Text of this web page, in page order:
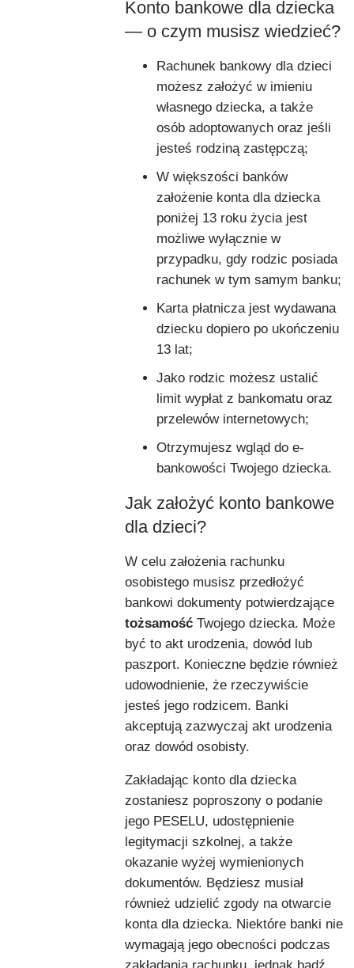
Konto bankowe dla dziecka
— o czym musisz wiedzieć?
Rachunek bankowy dla dzieci
możesz założyć w imieniu
własnego dziecka, a także
osób adoptowanych oraz jeśli
jesteś rodziną zastępczą;
W większości banków
założenie konta dla dziecka
poniżej 13 roku życia jest
możliwe wyłącznie w
przypadku, gdy rodzic posiada
rachunek w tym samym banku;
Karta płatnicza jest wydawana
dziecku dopiero po ukończeniu
13 lat;
Jako rodzic możesz ustalić
limit wypłat z bankomatu oraz
przelewów internetowych;
Otrzymujesz wgląd do e-
bankowości Twojego dziecka.
Jak założyć konto bankowe
dla dzieci?
W celu założenia rachunku
osobistego musisz przedłożyć
bankowi dokumenty potwierdzające
tożsamość Twojego dziecka. Może
być to akt urodzenia, dowód lub
paszport. Konieczne będzie również
udowodnienie, że rzeczywiście
jesteś jego rodzicem. Banki
akceptują zazwyczaj akt urodzenia
oraz dowód osobisty.
Zakładając konto dla dziecka
zostaniesz poproszony o podanie
jego PESELU, udostępnienie
legitymacji szkolnej, a także
okazanie wyżej wymienionych
dokumentów. Będziesz musiał
również udzielić zgody na otwarcie
konta dla dziecka. Niektóre banki nie
wymagają jego obecności podczas